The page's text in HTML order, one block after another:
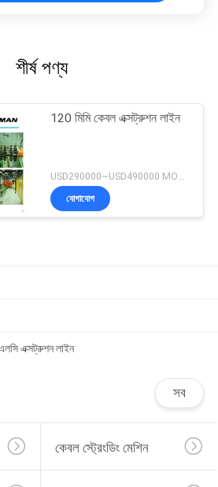
শীর্ষ পণ্য
120 মিমি কেবল এক্সট্রুশন লাইন
যোগাযোগ
এক্সট্রুশন লাইন
সব
কেবল স্ট্রেংডিং মেশিন